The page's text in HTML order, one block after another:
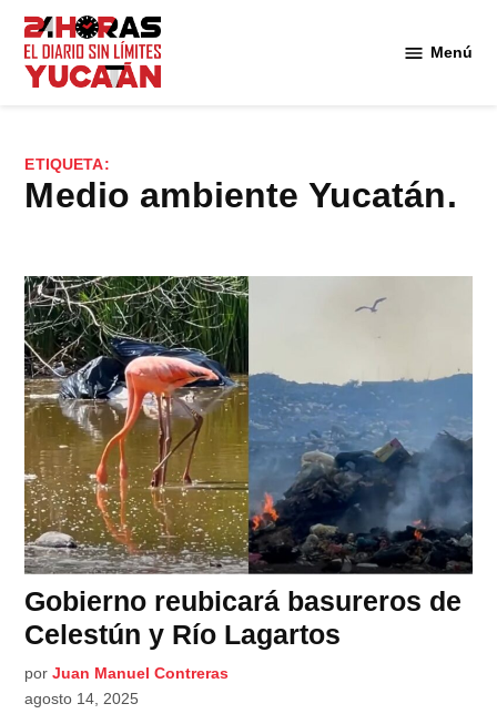
Saltar
contenido
Menú
ETIQUETA:
medio ambiente Yucatán.
Gobierno reubicará basureros de
Celestún y Río Lagartos
por Juan Manuel Contreras
agosto 14, 2025